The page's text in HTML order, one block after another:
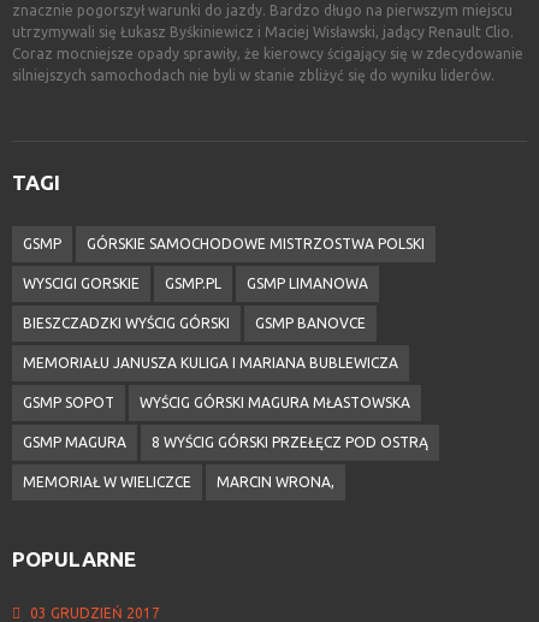
znacznie pogorszył warunki do jazdy. Bardzo długo na pierwszym miejscu
utrzymywali się Łukasz Byśkiniewicz i Maciej Wisławski, jadący Renault Clio.
Coraz mocniejsze opady sprawiły, że kierowcy ścigający się w zdecydowanie
silniejszych samochodach nie byli w stanie zbliżyć się do wyniku liderów.
TAGI
GSMP GÓRSKIE SAMOCHODOWE MISTRZOSTWA POLSKI
WYSCIGI GORSKIE GSMP.PL GSMP LIMANOWA
BIESZCZADZKI WYŚCIG GÓRSKI GSMP BANOVCE
MEMORIAŁU JANUSZA KULIGA I MARIANA BUBLEWICZA
GSMP SOPOT WYŚCIG GÓRSKI MAGURA MŁASTOWSKA
GSMP MAGURA 8 WYŚCIG GÓRSKI PRZEŁĘCZ POD OSTRĄ
MEMORIAŁ W WIELICZCE MARCIN WRONA,
POPULARNE
03 GRUDZIEŃ 2017